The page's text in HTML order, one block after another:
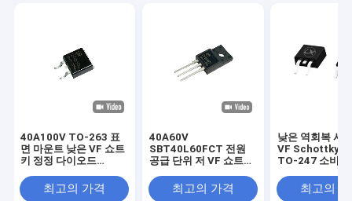
40A100V TO-263 표
면 마운트 낮은 VF 쇼트
키 정정 다이오드
최고의 가격
40A60V
SBT40L60FCT 전원
공급 단위 저 VF 쇼트키
최고의 가격
낮은 역회복 시
VF Schottky
TO-247 소비자
최고의